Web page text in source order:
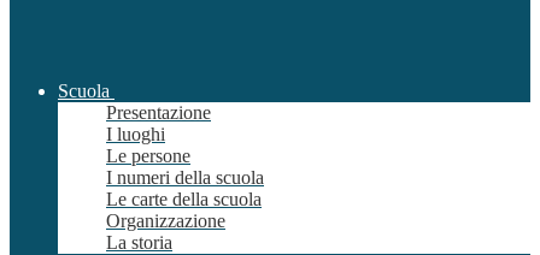
Scuola
Presentazione
I luoghi
Le persone
I numeri della scuola
Le carte della scuola
Organizzazione
La storia